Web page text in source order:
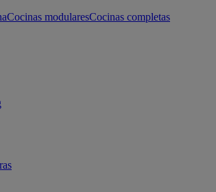
Cocinas modularesCocinas completas